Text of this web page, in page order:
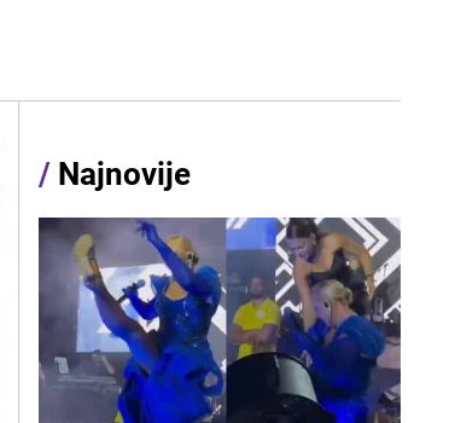
/ Najnovije